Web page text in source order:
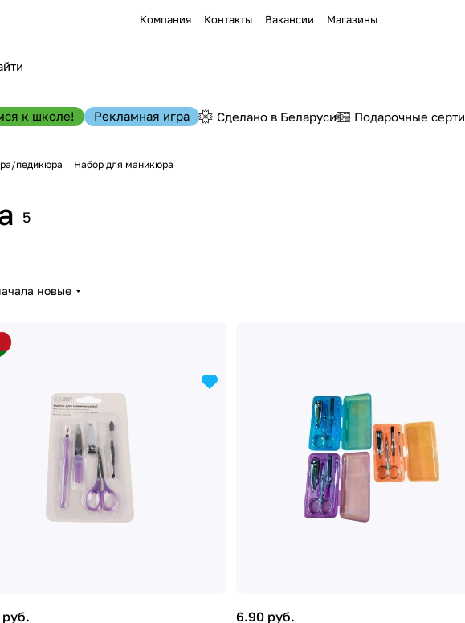
Компания Контакты Вакансии Магазины
к школе! Рекламная игра Сделано в Беларуси Подарочные
педикюра Набор для маникюра
5
новые
6.90 руб.